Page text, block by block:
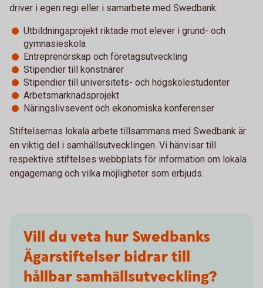
driver i egen regi eller i samarbete med Swedbank:
Utbildningsprojekt riktade mot elever i grund- och
gymnasieskola
Entreprenörskap och företagsutveckling
Stipendier till konstnärer
Stipendier till universitets- och högskolestudenter
Arbetsmarknadsprojekt
Näringslivsevent och ekonomiska konferenser
Stiftelsernas lokala arbete tillsammans med Swedbank är
en viktig del i samhällsutvecklingen. Vi hänvisar till
respektive stiftelses webbplats för information om lokala
engagemang och vilka möjligheter som erbjuds.
Vill du veta hur Swedbanks
Ägarstiftelser bidrar till
hållbar samhällsutveckling?